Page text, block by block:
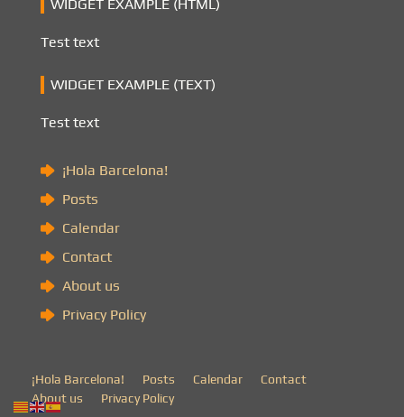
WIDGET EXAMPLE (HTML)
Test text
WIDGET EXAMPLE (TEXT)
Test text
¡Hola Barcelona!
Posts
Calendar
Contact
About us
Privacy Policy
¡Hola Barcelona! Posts Calendar
Contact
About us
Privacy Policy